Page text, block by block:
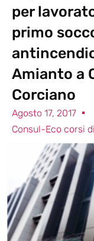
per
primo
Amianto a
Corciano
Agosto 17, 2017
Consul-Eco corsi